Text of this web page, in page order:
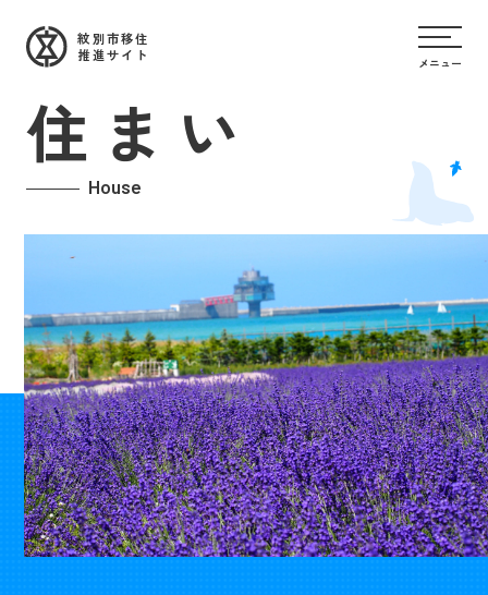
紋別市移住
推進サイト
住まい
House
メニュー